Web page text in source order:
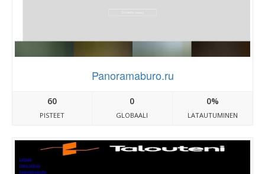
Panoramaburo.ru
60
PISTEET
0
GLOBAALI
0%
LATAUTUMINEN